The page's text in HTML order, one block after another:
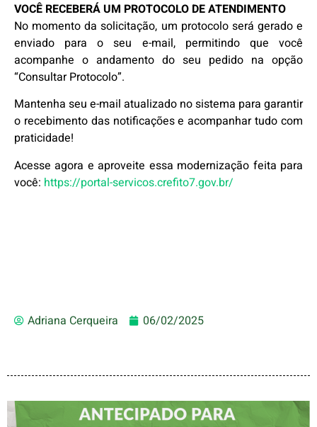
VOCÊ RECEBERÁ UM PROTOCOLO DE ATENDIMENTO
No momento da solicitação, um protocolo será gerado e
enviado para o seu e-mail, permitindo que você
acompanhe o andamento do seu pedido na opção
“Consultar Protocolo”.
Mantenha seu e-mail atualizado no sistema para garantir
o recebimento das notificações e acompanhar tudo com
praticidade!
Acesse agora e aproveite essa modernização feita para
você: https://portal-servicos.crefito7.gov.br/
Adriana Cerqueira 06/02/2025